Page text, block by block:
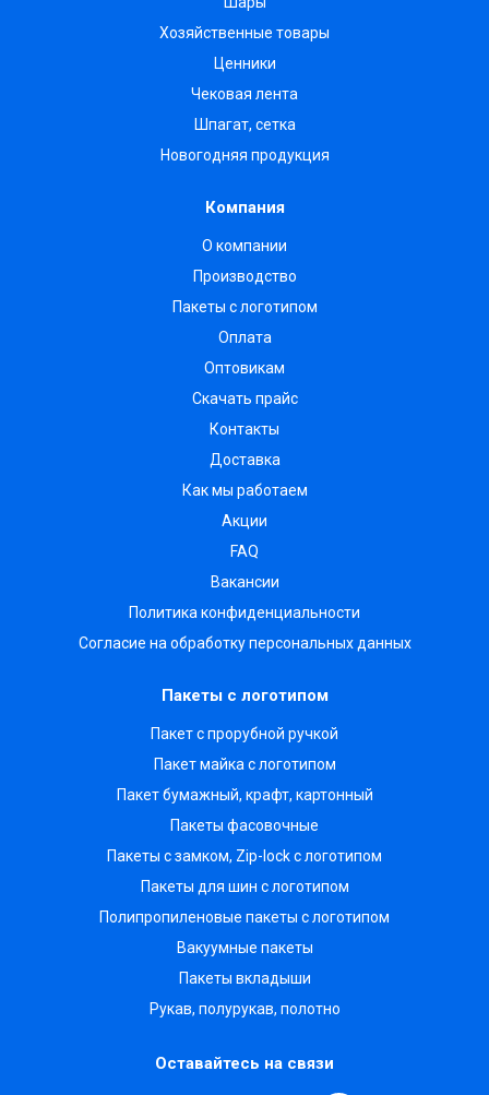
Хозяйственные товары
Ценники
Чековая лента
Шпагат, сетка
Новогодняя продукция
Компания
О компании
Производство
Пакеты с логотипом
Оплата
Оптовикам
Скачать прайс
Контакты
Доставка
Как мы работаем
Акции
FAQ
Вакансии
Политика конфиденциальности
Согласие на обработку персональных данных
Пакеты с логотипом
Пакет с прорубной ручкой
Пакет майка с логотипом
Пакет бумажный, крафт, картонный
Пакеты фасовочные
Пакеты с замком, Zip-lock с логотипом
Пакеты для шин с логотипом
Полипропиленовые пакеты с логотипом
Вакуумные пакеты
Пакеты вкладыши
Рукав, полурукав, полотно
Оставайтесь на связи